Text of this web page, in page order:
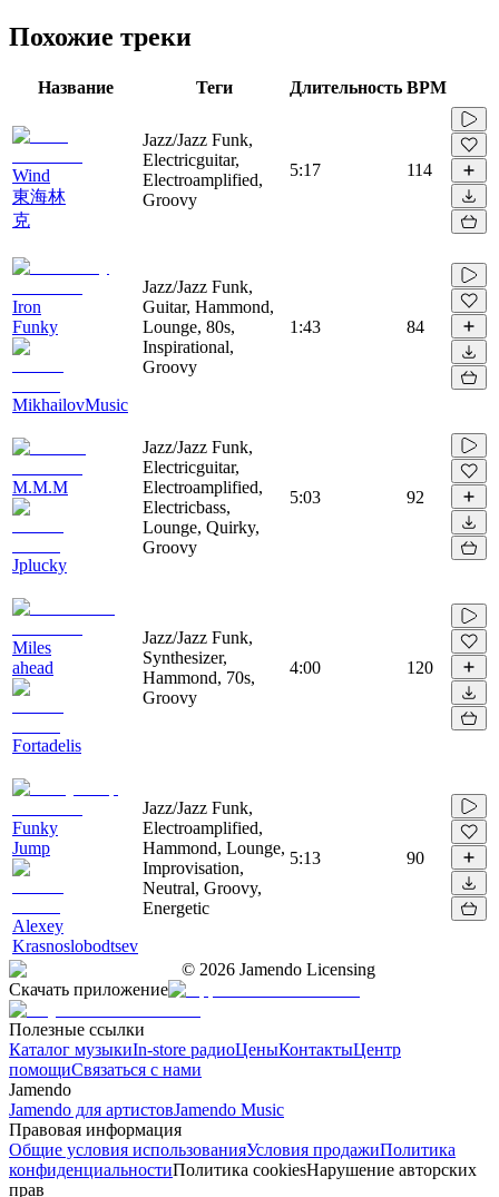
Похожие треки
Название Теги Длительность BPM
Wind
東海林
克
Jazz/Jazz Funk,
Electricguitar,
Electroamplified,
Groovy
5:17 114
Iron
Funky
MikhailovMusic
Jazz/Jazz Funk,
Guitar, Hammond,
Lounge, 80s,
Inspirational,
Groovy
1:43 84
M.M.M
Jplucky
Jazz/Jazz Funk,
Electricguitar,
Electroamplified,
Electricbass,
Lounge, Quirky,
Groovy
5:03 92
Miles
ahead
Fortadelis
Jazz/Jazz Funk,
Synthesizer,
Hammond, 70s,
Groovy
4:00 120
Funky
Jump
Alexey
Krasnoslobodtsev
Jazz/Jazz Funk,
Electroamplified,
Hammond, Lounge,
Improvisation,
Neutral, Groovy,
Energetic
5:13 90
© 2026 Jamendo Licensing
Скачать приложение
Полезные ссылки
Каталог музыкиIn-store радиоЦеныКонтактыЦентр
помощиСвязаться с нами
Jamendo
Jamendo для артистовJamendo Music
Правовая информация
Общие условия использованияУсловия продажиПолитика
конфиденциальностиПолитика cookiesНарушение авторских
прав